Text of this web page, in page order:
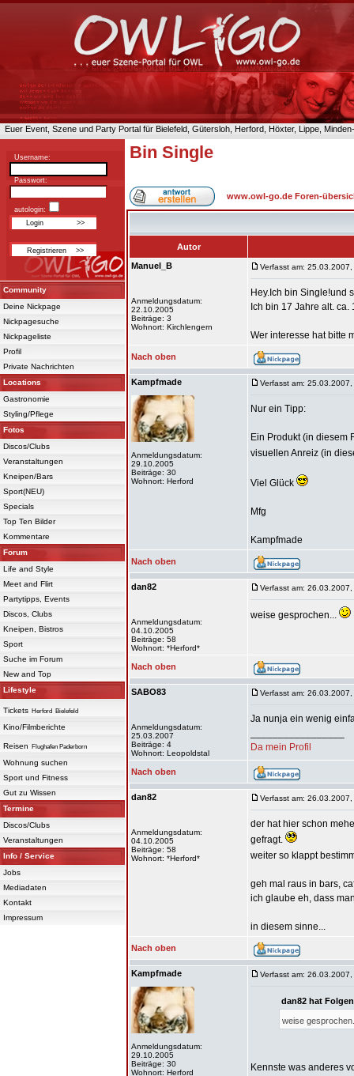
Euer Event, Szene und Party Portal für Bielefeld, Gütersloh, Herford, Höxter, Lippe,
Username:
Passwort:
autologin:
Community
Deine Nickpage
Nickpagesuche
Nickpageliste
Profil
Private Nachrichten
Locations
Gastronomie
Styling/Pflege
Fotos
Discos/Clubs
Veranstaltungen
Kneipen/Bars
Sport(NEU)
Specials
Top Ten Bilder
Kommentare
Forum
Life and Style
Meet and Flirt
Partytipps, Events
Discos, Clubs
Kneipen, Bistros
Sport
Suche im Forum
New and Top
Lifestyle
Tickets Herford Bielefeld
Kino/Filmberichte
Reisen Flughafen Paderborn
Wohnung suchen
Sport und Fitness
Gut zu Wissen
Termine
Discos/Clubs
Veranstaltungen
Info / Service
Jobs
Mediadaten
Kontakt
Impressum
Bin Single
www.owl-go.de Foren-
Autor
Manuel_B
Anmeldungsdatum:
22.10.2005
Beiträge: 3
Wohnort: Kirchlengern
Verfasst am:
Hey.Ich bin Single!und
Ich bin 17 Jahre alt. ca.
Wer interesse hat bitte
Nach oben
Kampfmade
Anmeldungsdatum:
29.10.2005
Beiträge: 30
Wohnort: Herford
Verfasst am:
Nur ein Tipp:
Ein Produkt (in diesem
visuellen Anreiz (in
Viel Glück
Mfg
Kampfmade
Nach oben
dan82
Anmeldungsdatum:
04.10.2005
Beiträge: 58
Wohnort: *Herford*
Verfasst am:
weise gesprochen...
Nach oben
SABO83
Anmeldungsdatum:
25.03.2007
Beiträge: 4
Wohnort: Leopoldstal
Verfasst am:
Ja nunja ein wenig
Da mein Profil
Nach oben
dan82
Anmeldungsdatum:
04.10.2005
Beiträge: 58
Wohnort: *Herford*
Verfasst am:
der hat hier schon
gefragt.
weiter so klappt
geh mal raus in bars,
ich glaube eh, dass
in diesem sinne...
Nach oben
Kampfmade
Anmeldungsdatum:
29.10.2005
Beiträge: 30
Wohnort: Herford
Verfasst am:
dan82 hat
weise
Kennste was anderes